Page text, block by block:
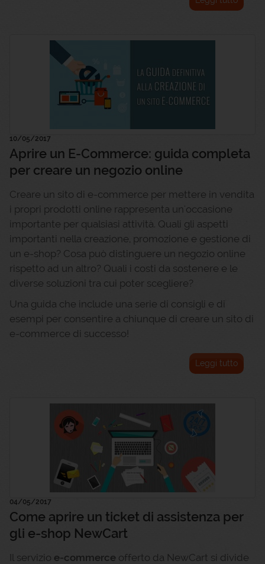
10/05/2017
Aprire un E-Commerce: guida completa
per creare un negozio online
Creare un sito di e-commerce per mettere in vendita
i propri prodotti online rappresenta un'occasione
importante per qualsiasi attività. Quali gli aspetti
importanti nella creazione, promozione e gestione di
un e-shop? Cosa può distinguere un negozio online
rispetto ad un altro? Quali i costi da sostenere e le
diverse soluzioni tra cui poter scegliere?
Una guida che include una serie di consigli e di
esempi per consentire a chiunque di creare un sito di
e-commerce di successo!
Leggi tutto
04/05/2017
Come aprire un ticket di assistenza per
gli e-shop NewCart
Il servizio e-commerce offerto da NewCart si divide